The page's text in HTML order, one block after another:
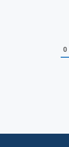
0